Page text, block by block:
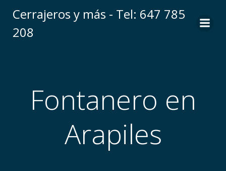
Cerrajeros y más - Tel: 647 785
208
Fontanero en
Arapiles